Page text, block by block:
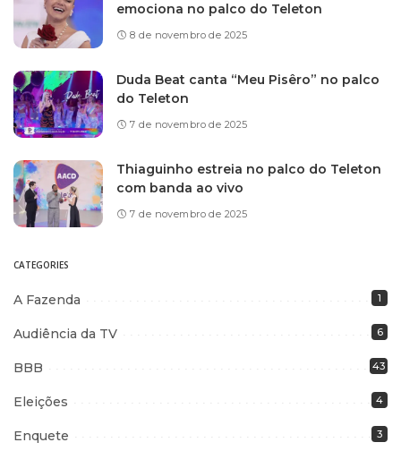
emociona no palco do Teleton
8 de novembro de 2025
Duda Beat canta “Meu Pisêro” no palco
do Teleton
7 de novembro de 2025
Thiaguinho estreia no palco do Teleton
com banda ao vivo
7 de novembro de 2025
CATEGORIES
A Fazenda 1
Audiência da TV 6
BBB 43
Eleições 4
Enquete 3